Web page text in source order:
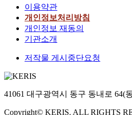
이용약관
개인정보처리방침
개인정보 재동의
기관소개
저작물 게시중단요청
41061 대구광역시 동구 동내로 64(
Copyright© KERIS. ALL RIGHTS